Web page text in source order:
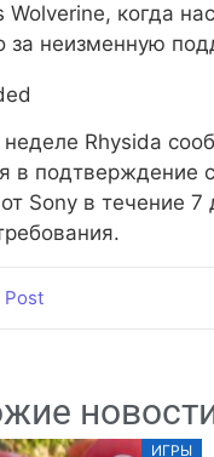
Wolverine, когда
за неизменную
Rhysida
в подтверждение
Sony в течение
Post
ИГРЫ